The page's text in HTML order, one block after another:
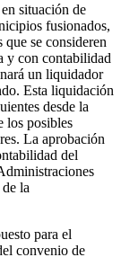
situación de
fusionados,
se consideren
y con contabilidad
un liquidador
Esta liquidación
desde la
los posibles
La aprobación
del
la
para el
convenio de